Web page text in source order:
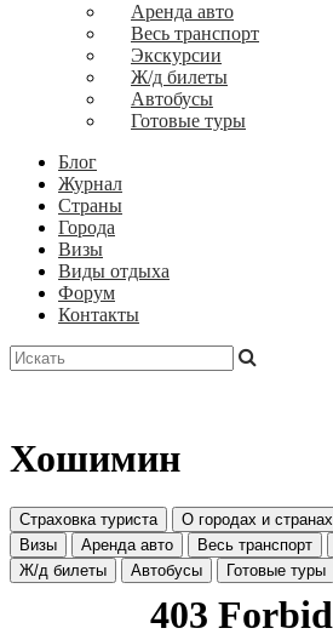
Аренда авто
Весь транспорт
Экскурсии
Ж/д билеты
Автобусы
Готовые туры
Блог
Журнал
Страны
Города
Визы
Виды отдыха
Форум
Контакты
Хошимин
Страховка туриста О городах и странах
Визы
Аренда авто Весь транспорт
Ж/д билеты
Автобусы Готовые туры